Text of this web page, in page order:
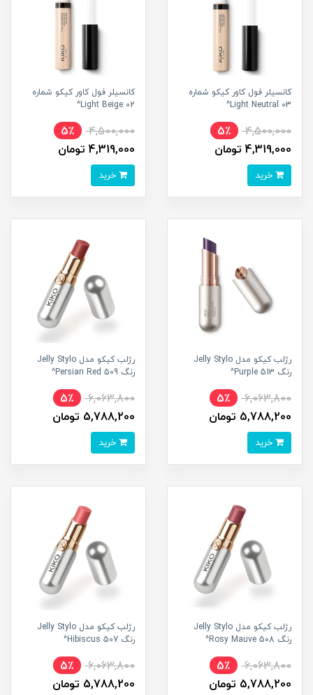
کانسیلر فول کاور کیکو شماره
03 Light Neutral^
4,500,000
5٪
4,319,000 تومان
کانسیلر فول کاور کیکو شماره
02 Light Beige^
4,500,000
5٪
4,319,000 تومان
رژلب کیکو مدل Jelly Stylo
رنگ 513 Purple^
6,063,800
5٪
5,788,200 تومان
رژلب کیکو مدل Jelly Stylo
رنگ 509 Persian Red^
6,063,800
5٪
5,788,200 تومان
رژلب کیکو مدل Jelly Stylo
رنگ 508 Rosy Mauve^
6,063,800
5٪
5,788,200 تومان
رژلب کیکو مدل Jelly Stylo
رنگ 507 Hibiscus^
6,063,800
5٪
5,788,200 تومان